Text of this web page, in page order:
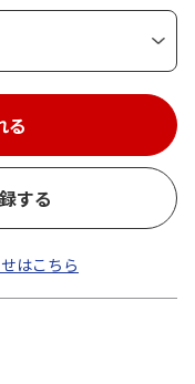
る
する
はこちら